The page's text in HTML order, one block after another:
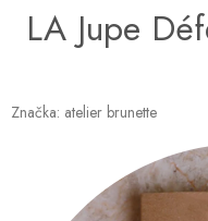
LA Jupe
Značka: atelier brunette